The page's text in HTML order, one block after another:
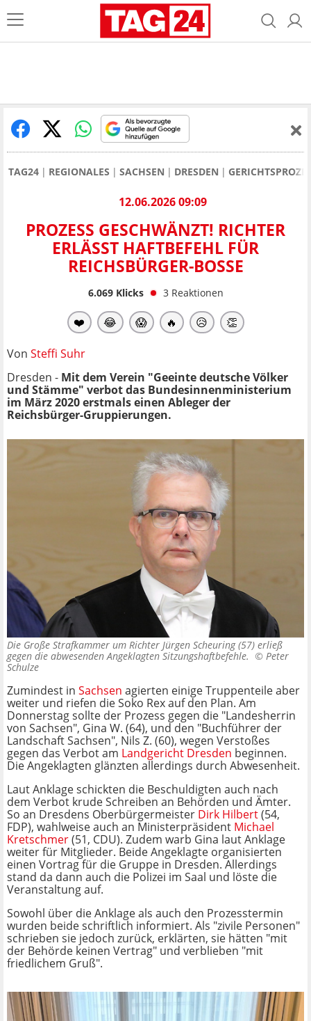
TAG24 REGIONALES SACHSEN DRESDEN
12.06.2026 09:09
PROZESS GESCHWÄNZT! RICHTER
ERLÄSST HAFTBEFEHL FÜR
REICHSBÜRGER-BOSSE
6.069Klicks 3 Reaktionen
❤️ 😂 😱 🔥 😥 👏
Von Steffi Suhr
Dresden - Mit dem Verein "Geeinte deutsche Völker
und Stämme" verbot das Bundesinnenministerium
im März 2020 erstmals einen Ableger der
Reichsbürger-Gruppierungen.
Die Große Strafkammer um Richter Jürgen Scheuring (57) erließ
gegen die abwesenden Angeklagten Sitzungshaftbefehle. © Peter
Schulze
Zumindest in Sachsen agierten einige Truppenteile aber
weiter und riefen die Soko Rex auf den Plan. Am
Donnerstag sollte der Prozess gegen die "Landesherrin
von Sachsen", Gina W. (64), und den "Buchführer der
Landschaft Sachsen", Nils Z. (60), wegen Verstoßes
gegen das Verbot am Landgericht Dresden beginnen.
Die Angeklagten glänzten allerdings durch Abwesenheit.
Laut Anklage schickten die Beschuldigten auch nach
dem Verbot krude Schreiben an Behörden und Ämter.
So an Dresdens Oberbürgermeister Dirk Hilbert(54,
FDP), wahlweise auch an Ministerpräsident Michael
Kretschmer(51, CDU). Zudem warb Gina laut Anklage
weiter für Mitglieder. Beide Angeklagte organisierten
einen Vortrag für die Gruppe in Dresden. Allerdings
stand da dann auch die Polizei im Saal und löste die
Veranstaltung auf.
Sowohl über die Anklage als auch den Prozesstermin
wurden beide schriftlich informiert. Als "zivile Personen"
schrieben sie jedoch zurück, erklärten, sie hätten "mit
der Behörde keinen Vertrag" und verblieben "mit
friedlichem Gruß".